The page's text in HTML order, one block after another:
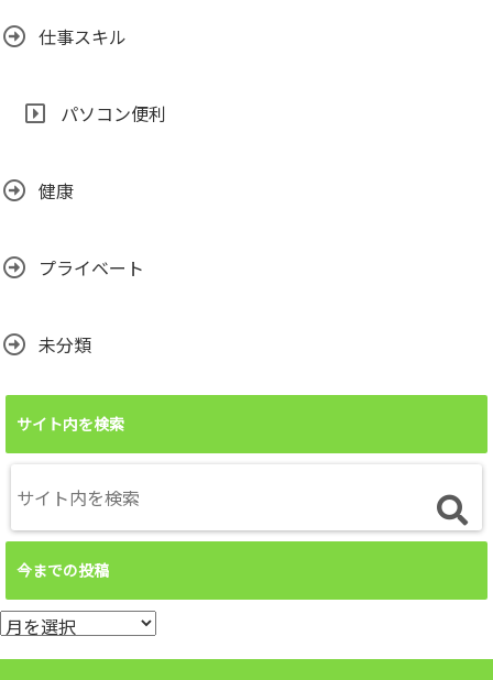
仕事スキル
パソコン便利
健康
プライベート
未分類
サイト内を検索
今までの投稿
今